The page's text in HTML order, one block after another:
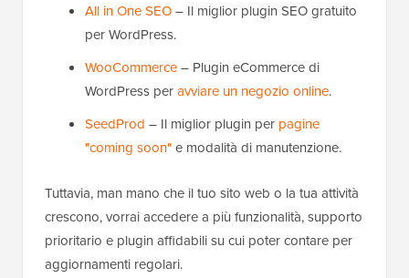
All in One SEO– Il miglior plugin SEO gratuito
per WordPress.
WooCommerce– Plugin eCommerce di
WordPress peravviare un negozio online.
SeedProd – Il miglior plugin per pagine
"coming soon"e modalità di manutenzione.
Tuttavia, man mano che il tuo sito web o la tua attività
crescono, vorrai accedere a più funzionalità, supporto
prioritario e plugin affidabili su cui poter contare per
aggiornamenti regolari.